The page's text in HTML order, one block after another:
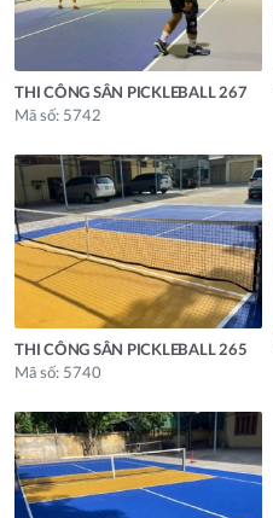
THI CÔNG SÂN PICKLEBALL 267
Mã số: 5742
THI CÔNG SÂN PICKLEBALL 265
Mã số: 5740